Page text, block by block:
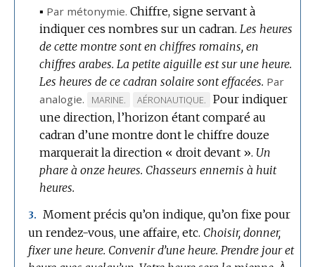
▪ Par métonymie. Chiffre, signe servant à
indiquer ces nombres sur un cadran. Les heures
de cette montre sont en chiffres romains, en
chiffres arabes. La petite aiguille est sur une heure.
Les heures de ce cadran solaire sont effacées. Par
analogie.
MARQUE
DE
DOMAINE
:
MARINE.
MARQUE
DE
DOMAINE
:
AÉRONAUTIQUE.
Pour indiquer
une direction, l’horizon étant comparé au
cadran d’une montre dont le chiffre douze
marquerait la direction « droit devant ». Un
phare à onze heures. Chasseurs ennemis à huit
heures.
3. Moment précis qu’on indique, qu’on fixe pour
un rendez-vous, une affaire, etc. Choisir, donner,
fixer une heure. Convenir d’une heure. Prendre jour et